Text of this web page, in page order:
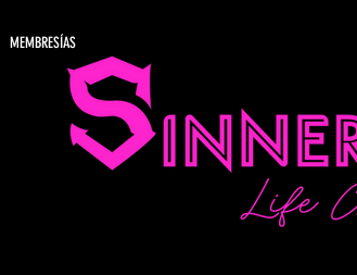
MEMBRESÍAS